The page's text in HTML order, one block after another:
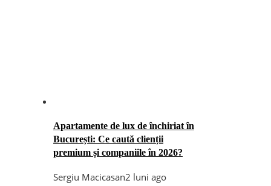
Apartamente de lux de închiriat în
București: Ce caută clienții
premium și companiile în 2026?
Sergiu Macicasan2 luni ago